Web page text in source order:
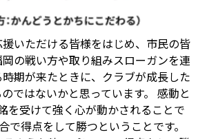
いただける皆様をはじめ、市民の皆
の戦い方や取り組みスローガンを連
期が来たときに、クラブが成長した
ではないかと思っています。 感動と
を受けて強く心が動かされることで
で得点をして勝つということです。